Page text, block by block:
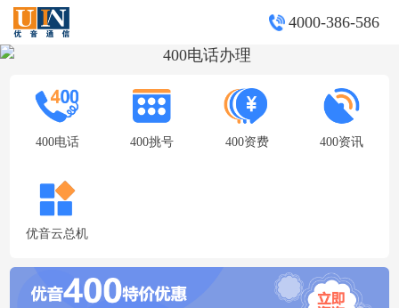
4000-386-586
400电话 400挑号 400资费 400资讯
优音云总机